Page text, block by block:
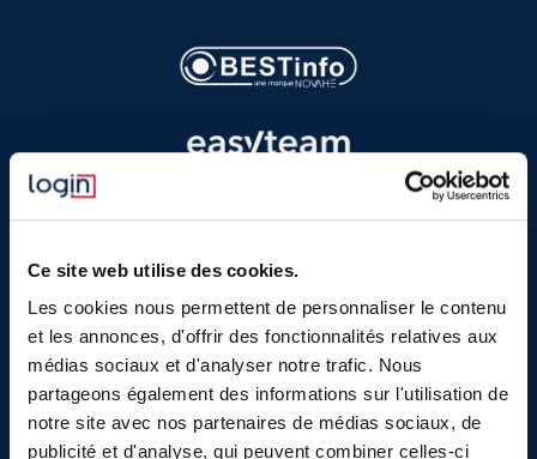
Ce site web utilise des cookies.
Les cookies nous permettent de personnaliser le contenu
et les annonces, d'offrir des fonctionnalités relatives aux
médias sociaux et d'analyser notre trafic. Nous
partageons également des informations sur l'utilisation de
notre site avec nos partenaires de médias sociaux, de
publicité et d'analyse, qui peuvent combiner celles-ci